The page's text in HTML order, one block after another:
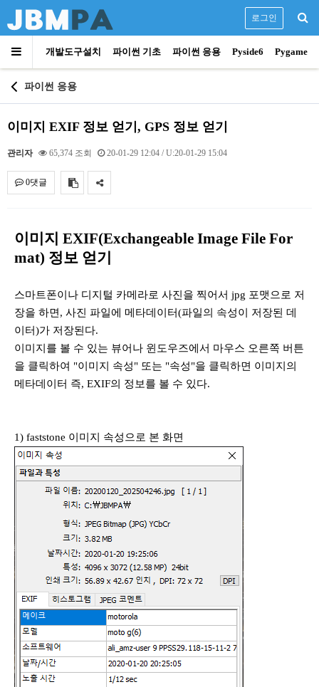
개발도구설치 파이썬 기초 파이썬 응용 Pyside6 Pygame
로그인
파이썬 응용
이미지 EXIF 정보 얻기, GPS 정보 얻기
관리자 65,374 조회 20-01-29 12:04 / U:20-01-29 15:04
0댓글
이미지 EXIF(Exchangeable Image File For
mat) 정보 얻기
스마트폰이나 디지털 카메라로 사진을 찍어서 jpg 포맷으로 저
장을 하면, 사진 파일에 메타데이터(파일의 속성이 저장된 데
이터)가 저장된다.
이미지를 볼 수 있는 뷰어나 윈도우즈에서 마우스 오른쪽 버튼
을 클릭하여 "이미지 속성" 또는 "속성"을 클릭하면 이미지의
메타데이터 즉, EXIF의 정보를 볼 수 있다.
1) faststone 이미지 속성으로 본 화면